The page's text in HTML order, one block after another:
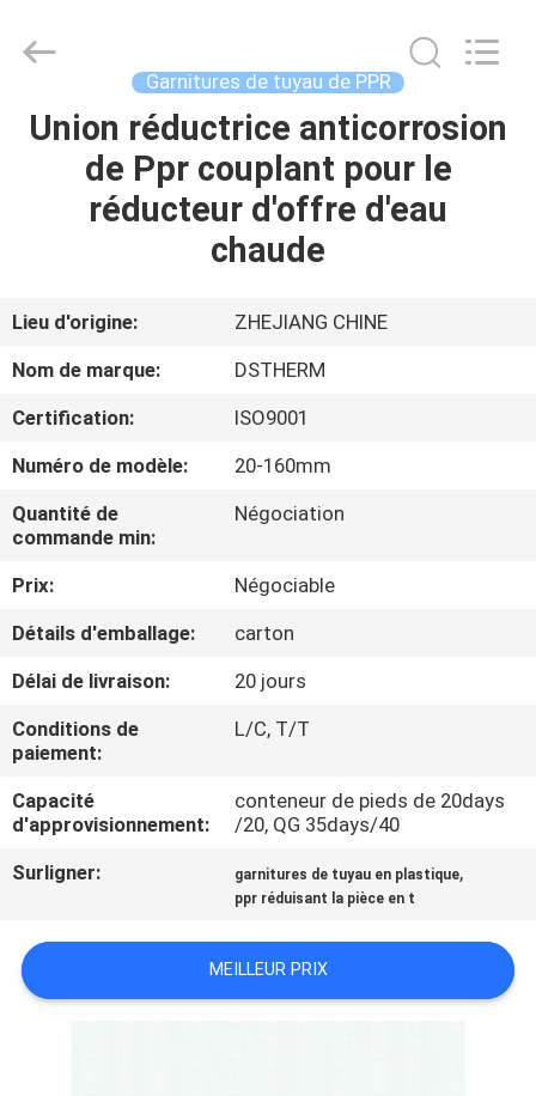
ACCUEIL
PRODUITS
PROPOS
DE
NOUS
VISITE
DE
CONTRÔLE
QUALITÉ
CONTACTEZ-
NOUS
NOUVELLES
LES
AFFAIRES
DSTHERM
INDUSTRIAL
Garnitures de tuyau de PPR
Union réductrice anticorrosion
de Ppr couplant pour le
réducteur d'offre d'eau
chaude
Lieu d'origine:
ZHEJIANG CHINE
Nom de marque:
DSTHERM
Certification:
ISO9001
Numéro de modèle:
20-160mm
Quantité de
commande min:
Négociation
Prix:
Négociable
Détails d'emballage:
carton
Délai de livraison:
20 jours
Conditions de
paiement:
L/C, T/T
Capacité
d'approvisionnement:
conteneur de pieds de 20days
/20, QG 35days/40
Surligner:
garnitures de tuyau en plastique,
ppr réduisant la pièce en t
MEILLEUR PRIX